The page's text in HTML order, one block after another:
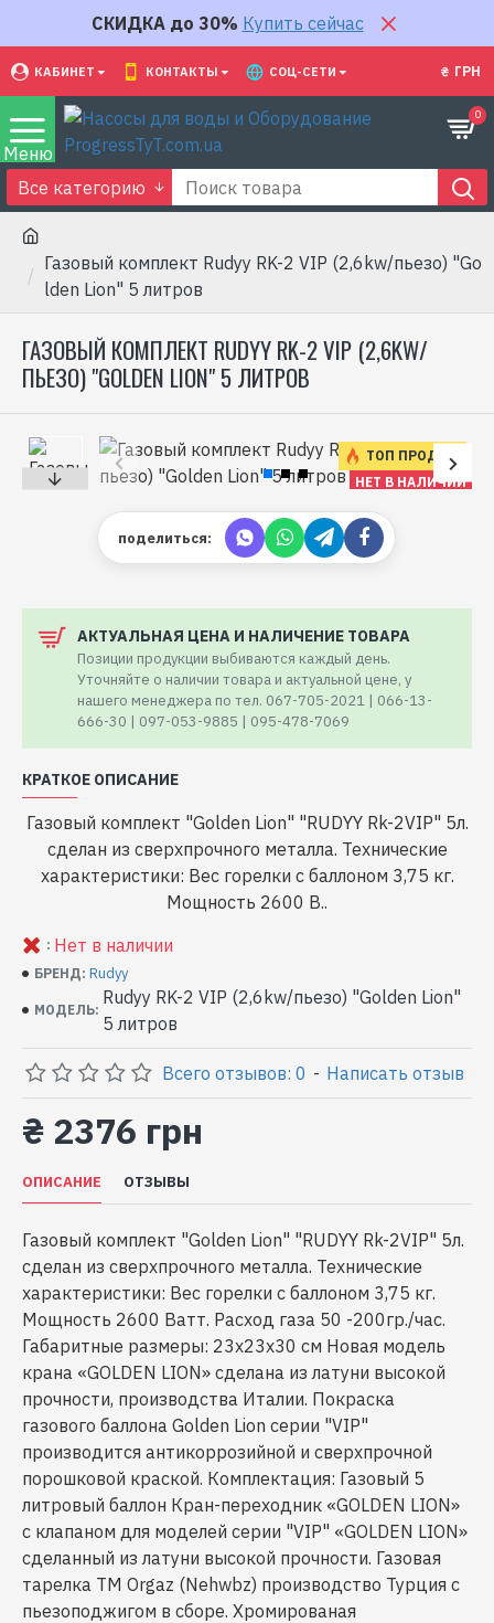
СКИДКА до 30% Купить сейчас
КАБИНЕТ КОНТАКТЫ СОЦ-СЕТИ ₴ ГРН
0
Все категорию
Газовый комплект Rudyy RK-2 VIP (2,6kw/пьезо) "Go
lden Lion" 5 литров
ГАЗОВЫЙ КОМПЛЕКТ RUDYY RK-2 VIP (2,6KW/
ПЬЕЗО) "GOLDEN LION" 5 ЛИТРОВ
ТОП ПРОДАЖ
НЕТ В НАЛИЧИИ
поделиться:
АКТУАЛЬНАЯ ЦЕНА И НАЛИЧЕНИЕ ТОВАРА
Позиции продукции выбиваются каждый день.
Уточняйте о наличии товара и актуальной цене, у
нашего менеджера по тел. 067-705-2021 | 066-13-
666-30 | 097-053-9885 | 095-478-7069
КРАТКОЕ ОПИСАНИЕ
Газовый комплект "Golden Lion" "RUDYY Rk-2VIP" 5л.
сделан из сверхпрочного металла. Технические
характеристики: Вес горелки с баллоном 3,75 кг.
Мощность 2600 В..
: Нет в наличии
БРЕНД: Rudyy
МОДЕЛЬ:
Rudyy RK-2 VIP (2,6kw/пьезо) "Golden Lion"
5 литров
Всего отзывов: 0 - Написать отзыв
₴ 2376 грн
ОПИСАНИЕ ОТЗЫВЫ
Газовый комплект "Golden Lion" "RUDYY Rk-2VIP" 5л.
сделан из сверхпрочного металла. Технические
характеристики: Вес горелки с баллоном 3,75 кг.
Мощность 2600 Ватт. Расход газа 50 -200гр./час.
Габаритные размеры: 23x23x30 см Новая модель
крана «GOLDEN LION» сделана из латуни высокой
прочности, производства Италии. Покраска
газового баллона Golden Lion серии "VIP"
производится антикоррозийной и сверхпрочной
порошковой краской. Комплектация: Газовый 5
литровый баллон Кран-переходник «GOLDEN LION»
с клапаном для моделей серии "VIP" «GOLDEN LION»
сделанный из латуни высокой прочности. Газовая
тарелка ТМ Orgaz (Nehwbz) производство Турция с
пьезоподжигом в сборе. Хромированая